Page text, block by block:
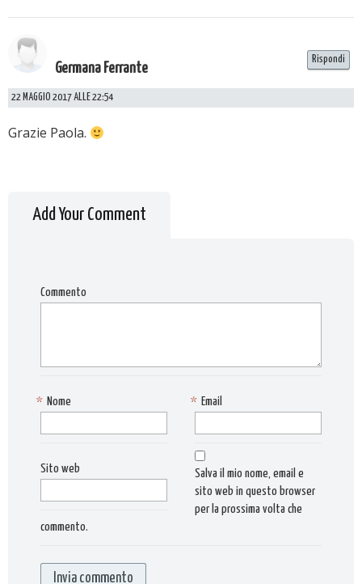
Germana Ferrante
22 MAGGIO 2017 ALLE 22:54
Grazie Paola.
Rispondi
Add Your Comment
Commento
Nome
* Email
*
Sito web
Salva il mio nome, email e
sito web in questo browser
per la prossima volta che
commento.